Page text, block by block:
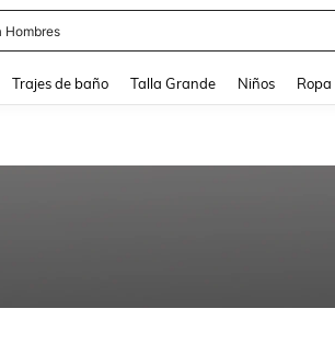
Hombres
Trajes de baño Talla Grande Niños